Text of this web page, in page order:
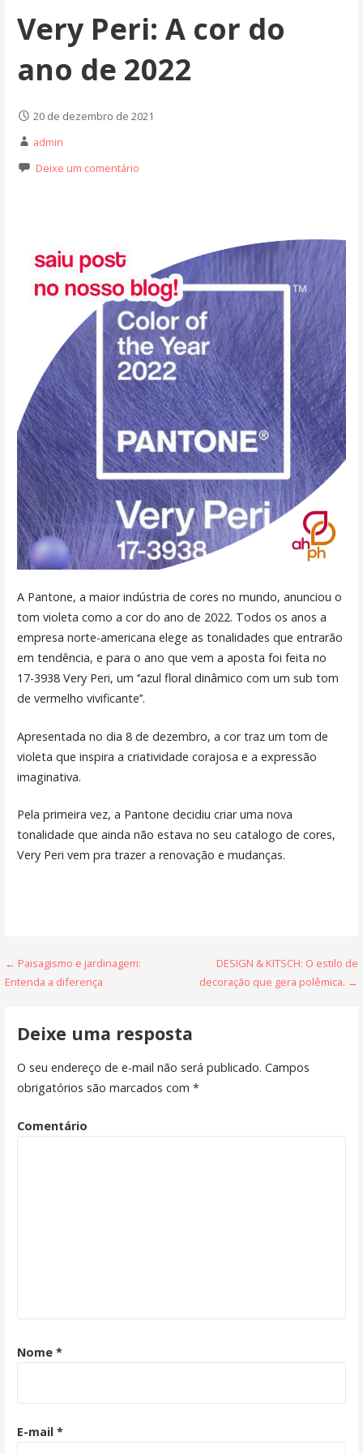
Very Peri: A cor do
ano de 2022
20 de dezembro de 2021
admin
Deixe um comentário
A Pantone, a maior indústria de cores no mundo, anunciou o
tom violeta como a cor do ano de 2022. Todos os anos a
empresa norte-americana elege as tonalidades que entrarão
em tendência, e para o ano que vem a aposta foi feita no
17-3938 Very Peri, um ‘’azul floral dinâmico com um sub tom
de vermelho vivificante’’.
Apresentada no dia 8 de dezembro, a cor traz um tom de
violeta que inspira a criatividade corajosa e a expressão
imaginativa.
Pela primeira vez, a Pantone decidiu criar uma nova
tonalidade que ainda não estava no seu catalogo de cores,
Very Peri vem pra trazer a renovação e mudanças.
← Paisagismo e jardinagem:
Entenda a diferença
DESIGN & KITSCH: O estilo de
decoração que gera polêmica. →
Deixe uma resposta
O seu endereço de e-mail não será publicado. Campos
obrigatórios são marcados com *
Comentário
Nome *
E-mail *